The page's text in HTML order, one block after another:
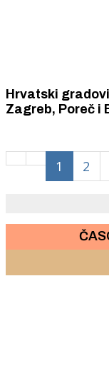
Hrvatski
Zagreb, Poreč i
1 2